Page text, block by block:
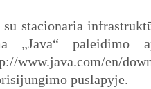
su stacionaria
„Java“ paleidimo
www.java.com/en/
puslapyje.